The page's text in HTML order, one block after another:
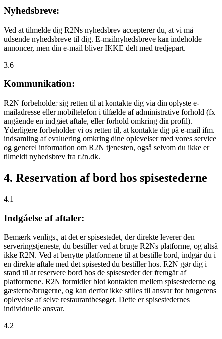
Nyhedsbreve:
Ved at tilmelde dig R2Ns nyhedsbrev accepterer du, at vi må
udsende nyhedsbreve til dig. E-mailnyhedsbreve kan indeholde
annoncer, men din e-mail bliver IKKE delt med tredjepart.
3.6
Kommunikation:
R2N forbeholder sig retten til at kontakte dig via din oplyste e-
mailadresse eller mobiltelefon i tilfælde af administrative forhold (fx
angående en indgået aftale, eller forhold omkring din profil).
Yderligere forbeholder vi os retten til, at kontakte dig på e-mail ifm.
indsamling af evaluering omkring dine oplevelser med vores service
og generel information om R2N tjenesten, også selvom du ikke er
tilmeldt nyhedsbrev fra r2n.dk.
4. Reservation af bord hos spisestederne
4.1
Indgåelse af aftaler:
Bemærk venligst, at det er spisestedet, der direkte leverer den
serveringstjeneste, du bestiller ved at bruge R2Ns platforme, og altså
ikke R2N. Ved at benytte platformene til at bestille bord, indgår du i
en direkte aftale med det spisested du bestiller hos. R2N gør dig i
stand til at reservere bord hos de spisesteder der fremgår af
platformene. R2N formidler blot kontakten mellem spisestederne og
gæsterne/brugerne, og kan derfor ikke stilles til ansvar for brugerens
oplevelse af selve restaurantbesøget. Dette er spisestedernes
individuelle ansvar.
4.2